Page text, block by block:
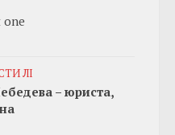
one
ЛІ
– юриста,